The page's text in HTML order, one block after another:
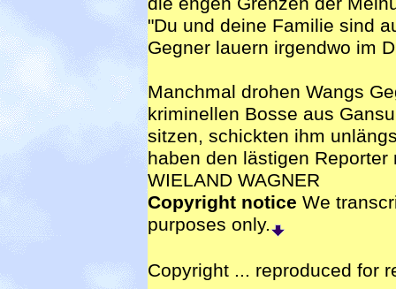
"Du und deine Familie sind
Gegner lauern irgendwo im
Manchmal drohen Wangs
kriminellen Bosse aus
sitzen, schickten ihm
haben den lästigen Reporter
WIELAND WAGNER
Copyright notice We
purposes only.
Copyright ... reproduced for